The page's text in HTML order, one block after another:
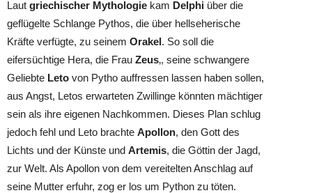
Laut griechischer Mythologie kam Delphi über die
geflügelte Schlange Pythos, die über hellseherische
Kräfte verfügte, zu seinem Orakel. So soll die
eifersüchtige Hera, die Frau Zeus‚, seine schwangere
Geliebte Leto von Pytho auffressen lassen haben sollen,
aus Angst, Letos erwarteten Zwillinge könnten mächtiger
sein als ihre eigenen Nachkommen. Dieses Plan schlug
jedoch fehl und Leto brachte Apollon, den Gott des
Lichts und der Künste und Artemis, die Göttin der Jagd,
zur Welt. Als Apollon von dem vereitelten Anschlag auf
seine Mutter erfuhr, zog er los um Python zu töten.